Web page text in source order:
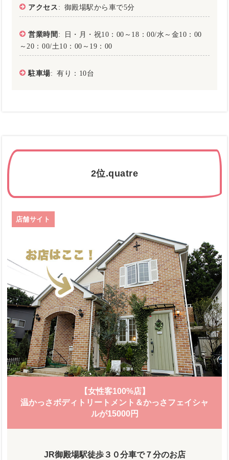
アクセス : 御殿場駅から車で5分
営業時間 : 日・月・祝10：00～18：00/水～金10：00
～20：00/土10：00～19：00
駐車場: 有り：10台
2位.quatre
店舗サイト
【女性客100%店】
温かっさボディトリートメント＆かっさフェイシャ
ルが15000円
JR御殿場駅徒歩３０分車で７分のお店